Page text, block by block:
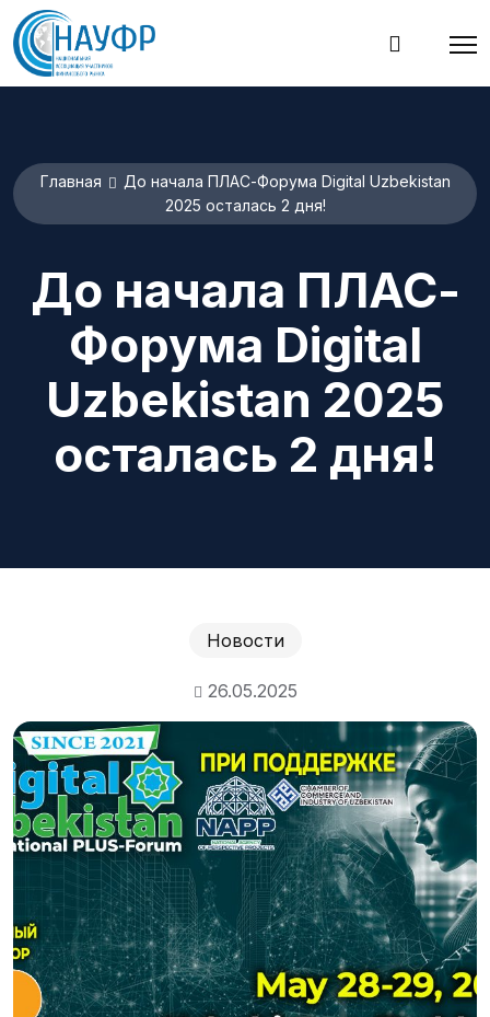
Главная
До начала ПЛАС-Форума Digital Uzbekistan
2025 осталась 2 дня!
До начала ПЛАС-
Форума Digital
Uzbekistan 2025
осталась 2 дня!
Новости
26.05.2025